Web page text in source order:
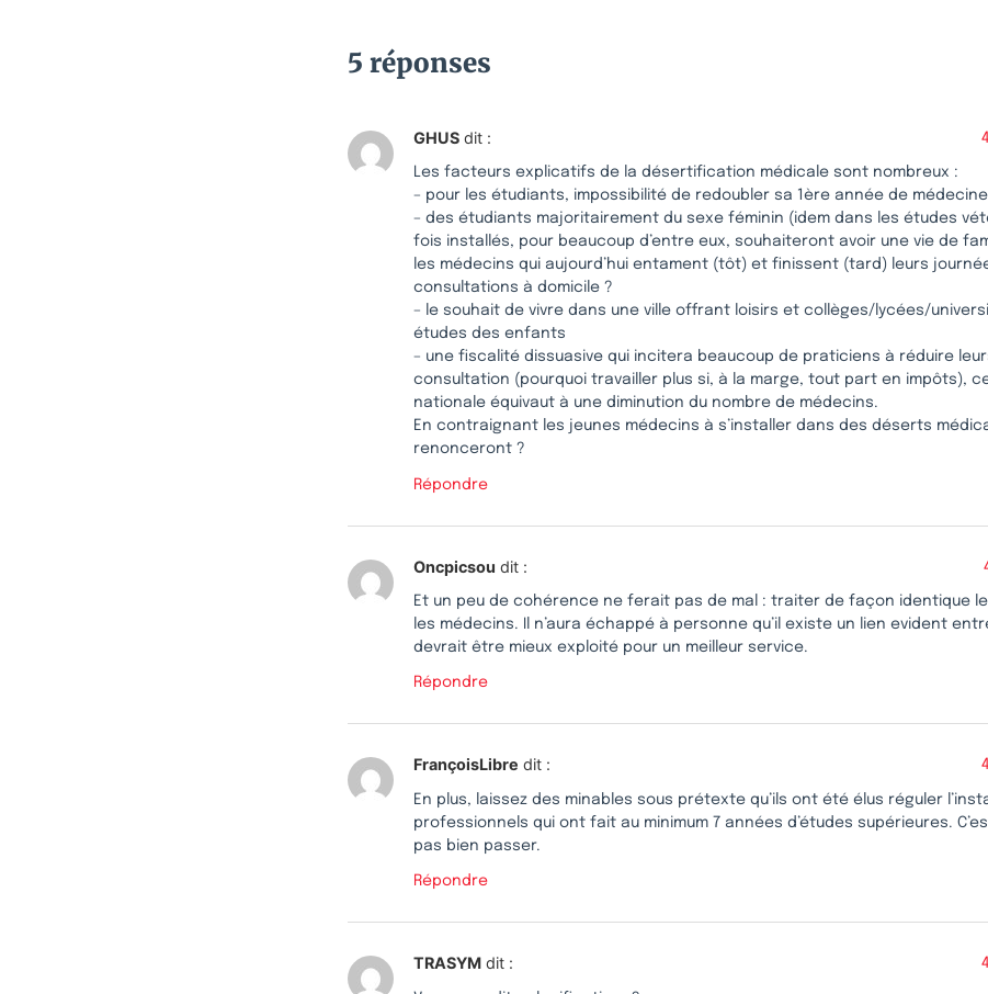
5 réponses
GHUS dit :
Les facteurs explicatifs de la désertification médicale sont nombreux :
– pour les étudiants, impossibilité de redoubler sa 1ère année de médecine
– des étudiants majoritairement du sexe féminin (idem dans les études
fois installés, pour beaucoup d’entre eux, souhaiteront avoir une vie de
les médecins qui aujourd’hui entament (tôt) et finissent (tard) leurs
consultations à domicile ?
– le souhait de vivre dans une ville offrant loisirs et collèges/lycées/
études des enfants
– une fiscalité dissuasive qui incitera beaucoup de praticiens à réduire
consultation (pourquoi travailler plus si, à la marge, tout part en impôts), ce
nationale équivaut à une diminution du nombre de médecins.
En contraignant les jeunes médecins à s’installer dans des déserts
renonceront ?
Répondre
Oncpicsou dit :
Et un peu de cohérence ne ferait pas de mal : traiter de façon identique
les médecins. Il n’aura échappé à personne qu’il existe un lien evident
devrait être mieux exploité pour un meilleur service.
Répondre
FrançoisLibre dit :
En plus, laissez des minables sous prétexte qu’ils ont été élus réguler
professionnels qui ont fait au minimum 7 années d’études supérieures.
pas bien passer.
Répondre
TRASYM dit :